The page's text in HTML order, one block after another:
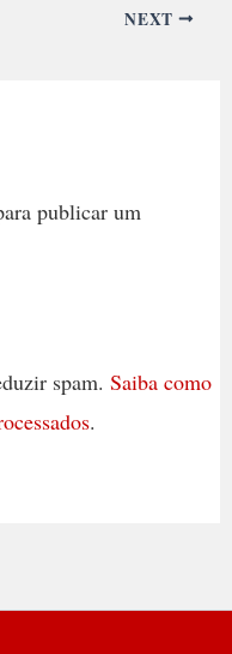
NEXT
publicar um
spam. Saiba como
.